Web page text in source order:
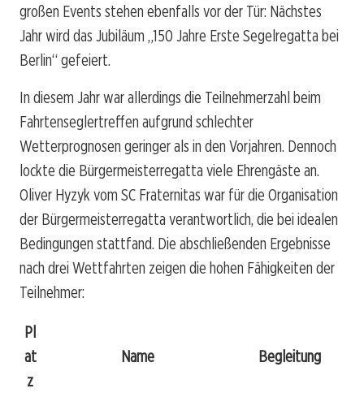
großen Events stehen ebenfalls vor der Tür: Nächstes
Jahr wird das Jubiläum „150 Jahre Erste Segelregatta bei
Berlin“ gefeiert.
In diesem Jahr war allerdings die Teilnehmerzahl beim
Fahrtenseglertreffen aufgrund schlechter
Wetterprognosen geringer als in den Vorjahren. Dennoch
lockte die Bürgermeisterregatta viele Ehrengäste an.
Oliver Hyzyk vom SC Fraternitas war für die Organisation
der Bürgermeisterregatta verantwortlich, die bei idealen
Bedingungen stattfand. Die abschließenden Ergebnisse
nach drei Wettfahrten zeigen die hohen Fähigkeiten der
Teilnehmer:
Pl
at
z
Name Begleitung